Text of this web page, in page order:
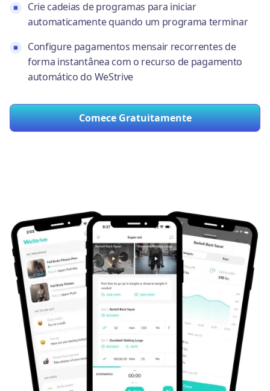
Crie cadeias de programas para iniciar
automaticamente quando um programa terminar
Configure pagamentos mensair recorrentes de
forma instantânea com o recurso de pagamento
automático do WeStrive
Comece Gratuitamente